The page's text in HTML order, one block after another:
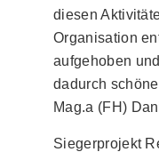
diesen
Organisation
aufgehoben
dadurch
Mag.a (FH)
Siegerprojekt